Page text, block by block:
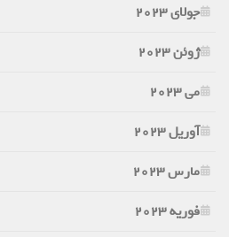
جولای 2023
ژوئن 2023
می 2023
آوریل 2023
مارس 2023
فوریه 2023